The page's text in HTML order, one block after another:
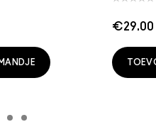
€29.00